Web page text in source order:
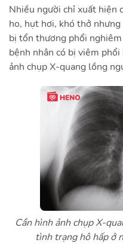
Nhiều người chỉ xuất hiện
ho, hụt hơi, khó thở
bị tổn thương phổi
bệnh nhân có bị viêm
ảnh chụp X-quang lồng
Cần hình ảnh chụp X-
tình trạng hô hấp ở